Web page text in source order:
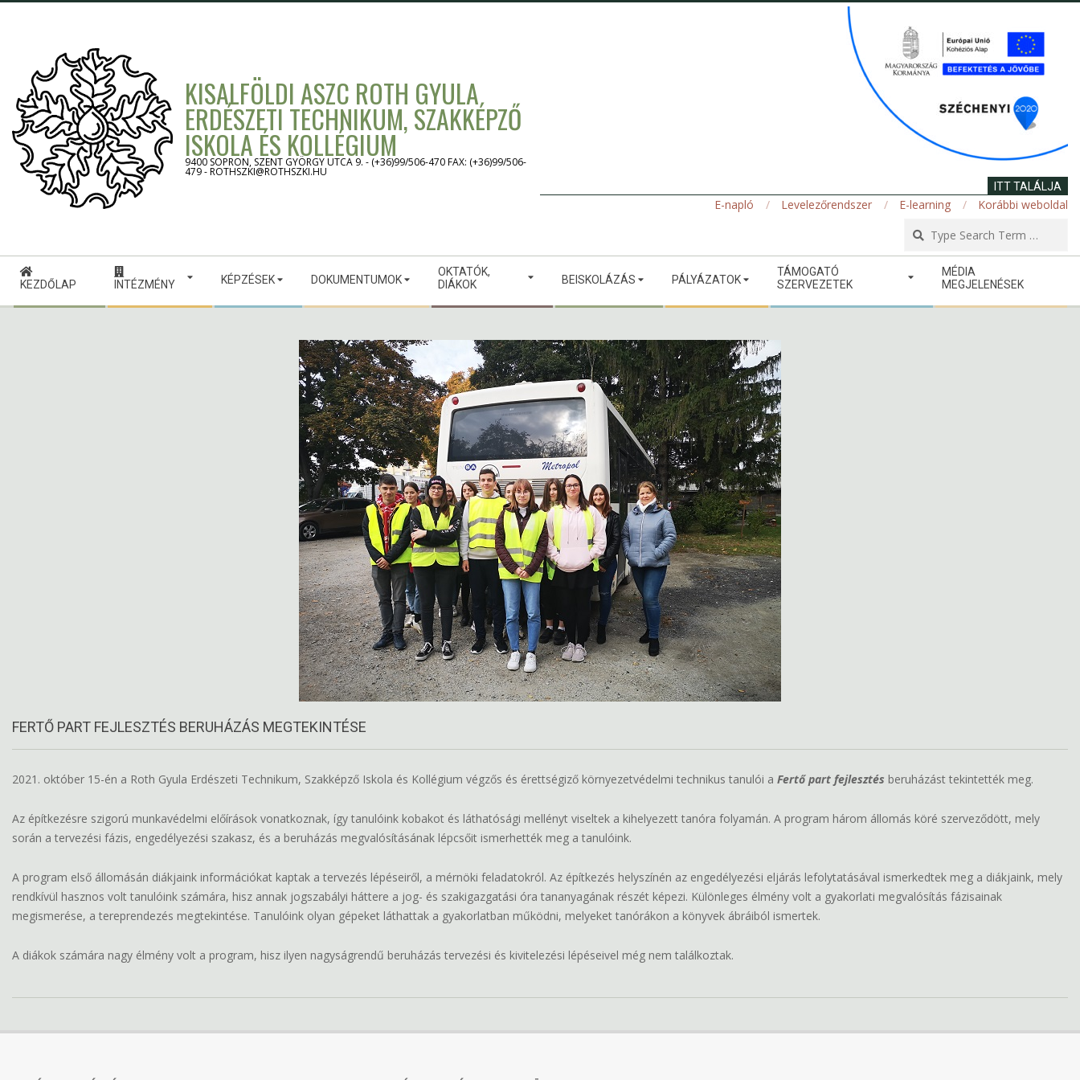
KISALFÖLDI ASZC ROTH GYULA
ERDÉSZETI TECHNIKUM, SZAKKÉPZŐ
ISKOLA ÉS KOLLÉGIUM
9400 SOPRON, SZENT GYÖRGY UTCA 9. - (+36)99/506-470 FAX: (+36)99/506-
479 - ROTHSZKI@ROTHSZKI.HU
ITT TALÁLJA
E-napló Levelezőrendszer E-learning
Korábbi weboldal
Secondary
Navigation
Menu
KEZDŐLAP INTÉZMÉNY KÉPZÉSEK DOKUMENTUMOK
OKTATÓK,
DIÁKOK
BEISKOLÁZÁS PÁLYÁZATOK
TÁMOGATÓ
SZERVEZETEK
MÉDIA
MEGJELENÉSEK
FERTŐ PART FEJLESZTÉS BERUHÁZÁS MEGTEKINTÉSE
2021. október 15-én a Roth Gyula Erdészeti Technikum, Szakképző Iskola és Kollégium végzős és érettségiző környezetvédelmi technikus tanulói a Fertő part fejlesztés beruházást tekintették meg.
Az építkezésre szigorú munkavédelmi előírások vonatkoznak, így tanulóink kobakot és láthatósági mellényt viseltek a kihelyezett tanóra folyamán. A program három állomás köré szerveződött, mely
során a tervezési fázis, engedélyezési szakasz, és a beruházás megvalósításának lépcsőit ismerhették meg a tanulóink.
A program első állomásán diákjaink információkat kaptak a tervezés lépéseiről, a mérnöki feladatokról. Az építkezés helyszínén az engedélyezési eljárás lefolytatásával ismerkedtek meg a diákjaink, mely
rendkívül hasznos volt tanulóink számára, hisz annak jogszabályi háttere a jog- és szakigazgatási óra tananyagának részét képezi. Különleges élmény volt a gyakorlati megvalósítás fázisainak
megismerése, a tereprendezés megtekintése. Tanulóink olyan gépeket láthattak a gyakorlatban működni, melyeket tanórákon a könyvek ábráiból ismertek.
A diákok számára nagy élmény volt a program, hisz ilyen nagyságrendű beruházás tervezési és kivitelezési lépéseivel még nem találkoztak.